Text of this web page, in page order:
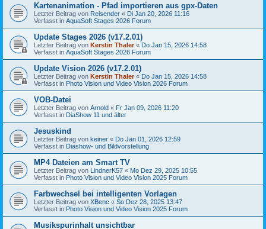
Kartenanimation - Pfad importieren aus gpx-Daten
Letzter Beitrag von Reisender « Di Jan 20, 2026 11:16
Verfasst in AquaSoft Stages 2026 Forum
Update Stages 2026 (v17.2.01)
Letzter Beitrag von Kerstin Thaler« Do Jan 15, 2026 14:58
Verfasst in AquaSoft Stages 2026 Forum
Update Vision 2026 (v17.2.01)
Letzter Beitrag von Kerstin Thaler« Do Jan 15, 2026 14:58
Verfasst in Photo Vision und Video Vision 2026 Forum
VOB-Datei
Letzter Beitrag von Arnold « Fr Jan 09, 2026 11:20
Verfasst in DiaShow 11 und älter
Jesuskind
Letzter Beitrag von keiner « Do Jan 01, 2026 12:59
Verfasst in Diashow- und Bildvorstellung
MP4 Dateien am Smart TV
Letzter Beitrag von LindnerK57 « Mo Dez 29, 2025 10:55
Verfasst in Photo Vision und Video Vision 2025 Forum
Farbwechsel bei intelligenten Vorlagen
Letzter Beitrag von XBenc « So Dez 28, 2025 13:47
Verfasst in Photo Vision und Video Vision 2025 Forum
Musikspurinhalt unsichtbar